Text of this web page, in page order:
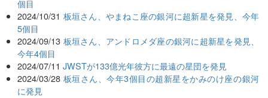
個目
2024/10/31 板垣さん、やまねこ座の銀河に超新星を発見、今年
5個目
2024/09/13 板垣さん、アンドロメダ座の銀河に超新星を発見、
今年4個目
2024/07/11 JWSTが133億光年彼方に最遠の星団を発見
2024/03/28 板垣さん、今年3個目の超新星をかみのけ座の銀河
に発見